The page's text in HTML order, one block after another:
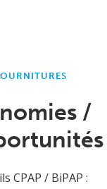
/
CPAP / BiPAP :